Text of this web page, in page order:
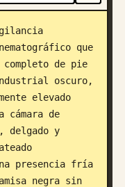
que
de pie
oscuro,
elevado
cámara de
delgado y
presencia fría
negra sin